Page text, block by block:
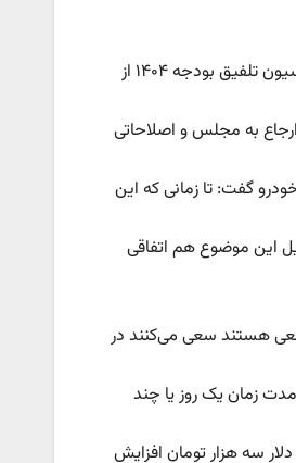
بعد از بررسی مجدد این موارد در مجلس و ارجاع به مجمع تشخیص، به تازگی محسن زنگنه، نایب رئیس کمیسیون تلفیق بودجه ۱۴۰۴ از
به مجلس و اصلاحاتی
گفت: تا زمانی که این
این موضوع هم اتفاقی
هستند سعی می‌کنند در
مدت زمان یک روز یا چند
سه هزار تومان افزایش